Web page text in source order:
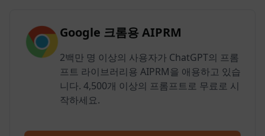
Google 크롬용 AIPRM
2백만 명 이상의 사용자가 ChatGPT의 프롬
프트 라이브러리용 AIPRM을 애용하고 있습
니다. 4,500개 이상의 프롬프트로 무료로 시
작하세요.